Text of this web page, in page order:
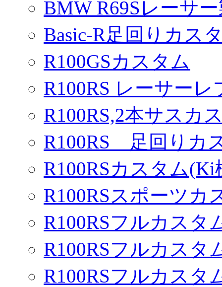
BMW R69Sレーサ
Basic-R足回りカス
R100GSカスタム
R100RS レーサー
R100RS,2本サスカ
R100RS 足回りカ
R100RSカスタム(Ki
R100RSスポーツカ
R100RSフルカスタ
R100RSフルカスタ
R100RSフルカスタ